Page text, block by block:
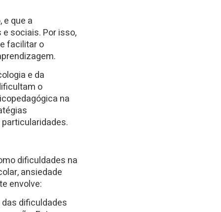
e que a
sociais. Por isso,
facilitar o
e da
o
na
dificuldades na
ansiedade
envolve:
dificuldades